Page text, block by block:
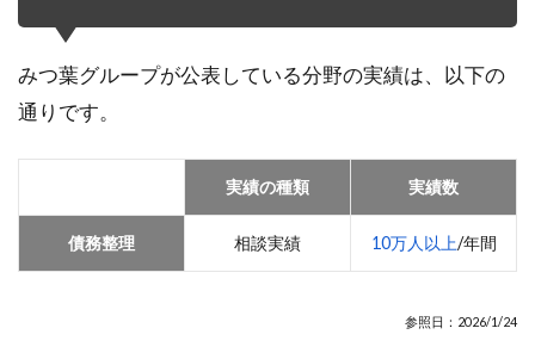
みつ葉グループが公表している分野の実績は、以下の
通りです。
実績の種類 実績数
債務整理 相談実績 10万人以上/年間
参照日：2026/1/24